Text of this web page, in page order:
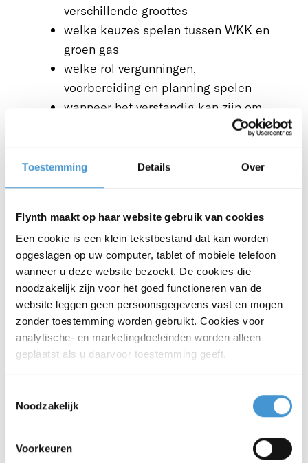
Toestemming Details Over
Flynth maakt op haar website gebruik van cookies
Een cookie is een klein tekstbestand dat kan worden
opgeslagen op uw computer, tablet of mobiele telefoon
wanneer u deze website bezoekt. De cookies die
noodzakelijk zijn voor het goed functioneren van de
website leggen geen persoonsgegevens vast en mogen
zonder toestemming worden gebruikt. Cookies voor
analytische- en marketingdoeleinden worden alleen
geplaatst als u daarvoor toestemming geeft.
Noodzakelijk
Voorkeuren
verschillende groottes
welke keuzes spelen tussen WKK en
groen gas
welke rol vergunningen,
voorbereiding en planning spelen
wanneer het verstandig kan zijn om
een bestaande SDE-beschikking te
De whitepaper geeft inzicht in de
hoofdlijnen en de gevolgen voor uw
stappenplan om monomestvergisting
succesvol in te zetten op uw bedrijf.
Vraag de whitepaper aan via onderstaand
formulier
Vergunningen en
locatieontwikkeling
Bij monomestvergisting spelen
milieuregels en de natuurvergunning. Dit
duidelijke keuzes vooraf. Onze